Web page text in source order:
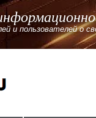
пользователей о